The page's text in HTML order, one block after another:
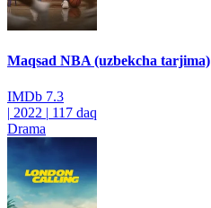
Maqsad NBA (uzbekcha tarjima)
IMDb 7.3
| 2022 | 117 daq
Drama